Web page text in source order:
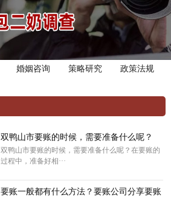
婚姻咨询 策略研究
政策法规
双鸭山市要账的时候，需要准备什么呢？
双鸭山市要账的时候，需要准备什么呢？在要账的
过程中，准备好相···
要账一般都有什么方法？要账公司分享要账